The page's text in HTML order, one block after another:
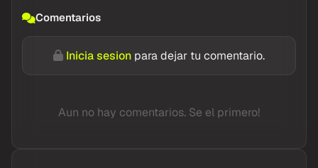
Comentarios
Inicia sesion para dejar tu comentario.
Aun no hay comentarios. Se el primero!